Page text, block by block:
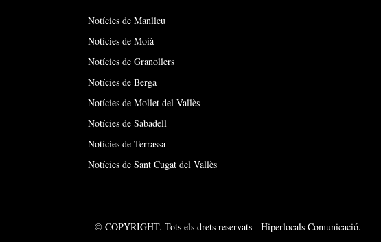
Notícies de Manlleu
Notícies de Moià
Notícies de Granollers
Notícies de Berga
Notícies de Mollet del Vallès
Notícies de Sabadell
Notícies de Terrassa
Notícies de Sant Cugat del Vallès
© COPYRIGHT. Tots els drets reservats - Hiperlocals Comunicació.